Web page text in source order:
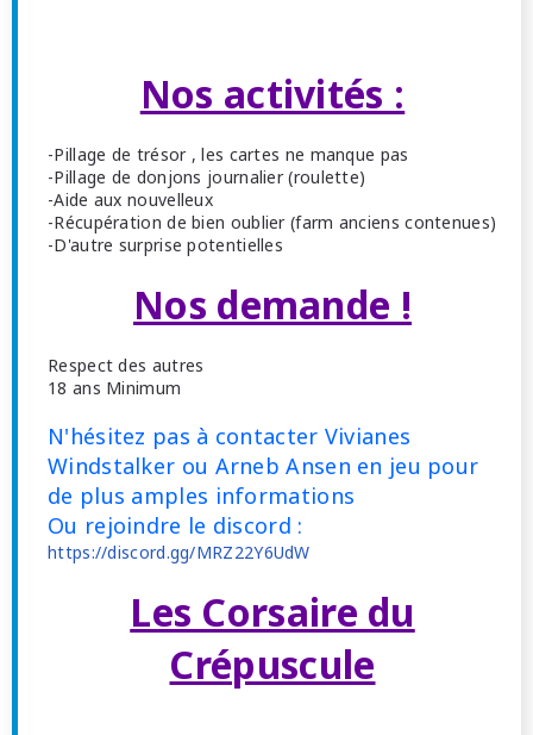
Nos activités :
-Pillage de trésor , les cartes ne manque pas
-Pillage de donjons journalier (roulette)
-Aide aux nouvelleux
-Récupération de bien oublier (farm anciens contenues)
-D'autre surprise potentielles
Nos demande !
Respect des autres
18 ans Minimum
N'hésitez pas à contacter Vivianes
Windstalker ou Arneb Ansen en jeu pour
de plus amples informations
Ou rejoindre le discord :
https://discord.gg/MRZ22Y6UdW
Les Corsaire du
Crépuscule